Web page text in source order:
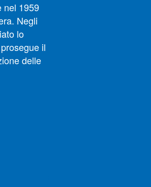
nel 1959
Negli
lo
il
delle